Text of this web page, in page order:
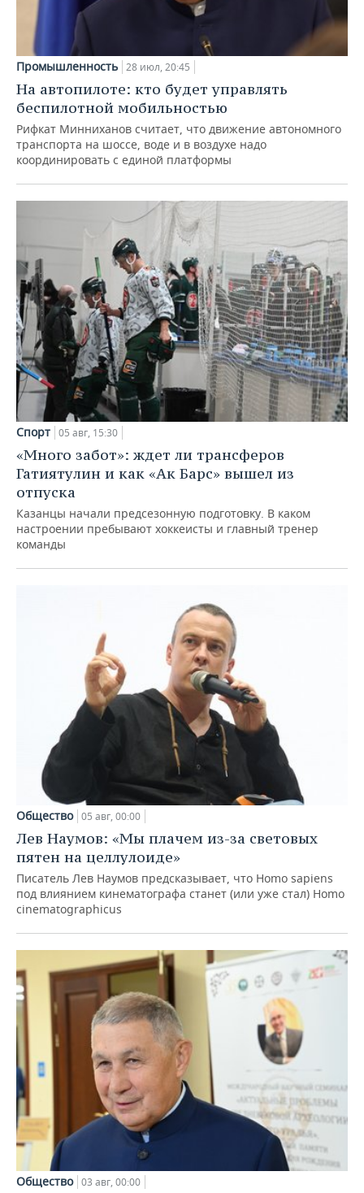
Промышленность 28 июл, 20:45
На автопилоте: кто будет управлять
беспилотной мобильностью
Рифкат Минниханов считает, что движение автономного
транспорта на шоссе, воде и в воздухе надо
координировать с единой платформы
Спорт 05 авг, 15:30
«Много забот»: ждет ли трансферов
Гатиятулин и как «Ак Барс» вышел из
отпуска
Казанцы начали предсезонную подготовку. В каком
настроении пребывают хоккеисты и главный тренер
команды
Общество 05 авг, 00:00
Лев Наумов: «Мы плачем из-за световых
пятен на целлулоиде»
Писатель Лев Наумов предсказывает, что Homo sapiens
под влиянием кинематографа станет (или уже стал) Homo
cinematographicus
Общество 03 авг, 00:00